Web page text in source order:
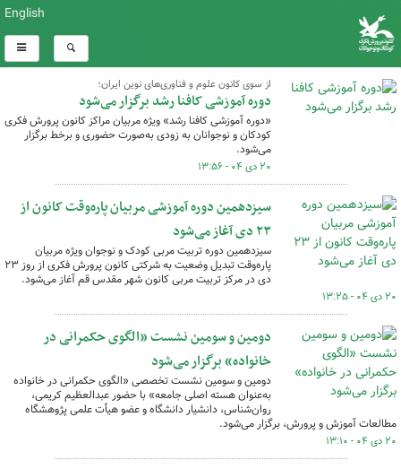
English
از سوی کانون علوم و فناوری‌های نوین ایران؛
دوره آموزشی کافنا رشد برگزار می‌شود
«دوره آموزشی کافنا رشد» ویژه مربیان مراکز کانون پرورش فکری
کودکان و نوجوانان به زودی به‌صورت حضوری و برخط برگزار
می‌شود.
۲۰ دی ۰۴ - ۱۳:۵۶
سیزدهمین دوره آموزشی مربیان پاره‌وقت کانون از
۲۳ دی آغاز می‌شود
سیزدهمین دوره تربیت مربی کودک و نوجوان ویژه مربیان
پاره‌وقت تبدیل وضعیت به شرکتی کانون پرورش فکری از روز ۲۳
دی در مرکز تربیت مربی کانون شهر مقدس قم آغاز می‌شود.
۲۰ دی ۰۴ - ۱۳:۲۵
دومین و سومین نشست «الگوی حکمرانی در
خانواده» برگزار می‌شود
دومین و سومین نشست تخصصی «الگوی حکمرانی در خانواده
به‌عنوان هسته اصلی جامعه» با حضور عبدالعظیم کریمی،
روان‌شناس، دانشیار دانشگاه و عضو هیأت علمی پژوهشگاه
مطالعات آموزش و پرورش، برگزار می‌شود.
۲۰ دی ۰۴ - ۱۳:۱۰